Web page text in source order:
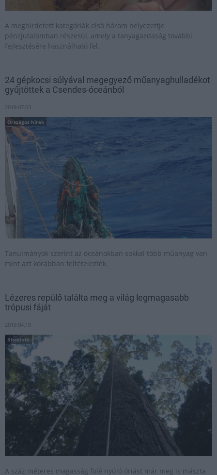
A meghirdetett kategóriák első három helyezettje
pénzjutalomban részesül, amely a tanyagazdaság további
fejlesztésére használható fel.
24 gépkocsi súlyával megegyező műanyaghulladékot
gyűjtöttek a Csendes-óceánból
2019.07.03
Országos hírek
Tanulmányok szerint az óceánokban sokkal több műanyag van,
mint azt korábban feltételezték.
Lézeres repülő találta meg a világ legmagasabb
trópusi fáját
2019.04.10
Kitekintő
A száz méteres magasság fölé nyúló óriást már meg is mászta